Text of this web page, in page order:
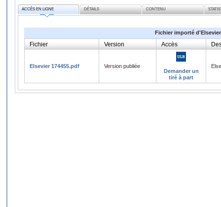
ACCÈS EN LIGNE DÉTAILS CONTENU
Fichier importé d'Elsevier
Fichier Version Accès
Elsevier 174455.pdf
Version publiée
Demander un
tiré à part